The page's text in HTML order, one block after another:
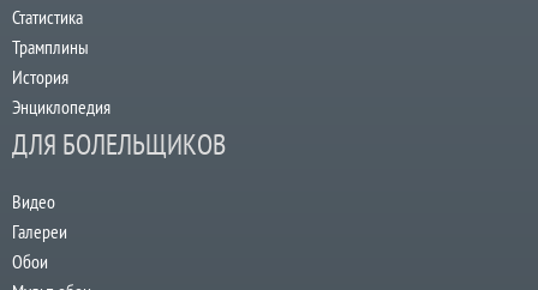
Статистика
Трамплины
История
Энциклопедия
ДЛЯ БОЛЕЛЬЩИКОВ
Видео
Галереи
Обои